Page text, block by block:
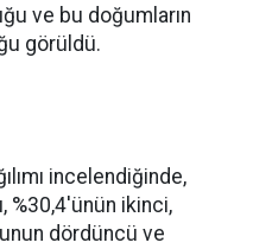
ve bu doğumların
görüldü.
incelendiğinde,
%30,4'ünün ikinci,
dördüncü ve